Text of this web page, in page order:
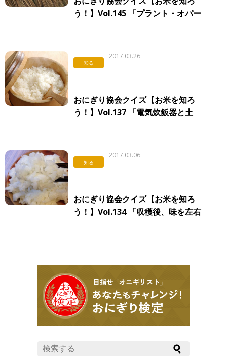
う！】Vol.145 「プラント・オパー
知る
2017.03.26
おにぎり協会クイズ【お米を知ろ
う！】Vol.137 「電気炊飯器と土
知る
2017.03.06
おにぎり協会クイズ【お米を知ろ
う！】Vol.134 「収穫後、味を左右